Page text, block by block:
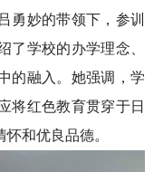
勇妙的带领下，参训
了学校的办学理念、
的融入。她强调，学
将红色教育贯穿于日
和优良品德。